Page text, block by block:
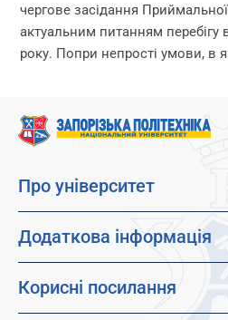
чергове засідання
актуальним питанням перебігу
року. Попри непрості умови, в
Про університет
Місія, візія та цінності
Факультети
Додаткова інформація
Дистанційне навчання
Корисні посилання